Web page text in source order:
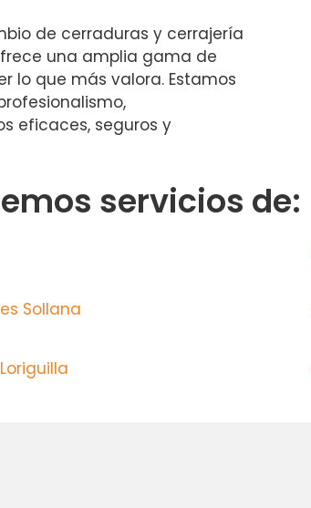
de cerraduras y cerrajería
una amplia gama de
lo que más valora. Estamos
eficaces, seguros y
servicios de:
Sollana